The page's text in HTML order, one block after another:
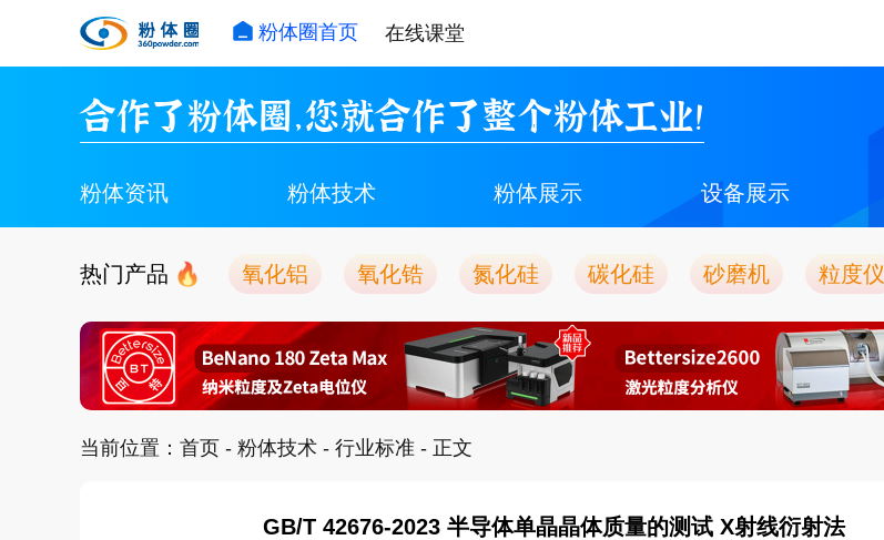
粉体圈首页 在线课堂
合作了粉体圈，您就合作了整个粉体工业！
粉体资讯 粉体技术 粉体展示 设备展示
热门产品 氧化铝 氧化锆 氮化硅 碳化硅 砂磨机 粒度仪
当前位置： 首页 - 粉体技术 - 行业标准 - 正文
GB/T 42676-2023 半导体单晶晶体质量的测试 X射线衍射法